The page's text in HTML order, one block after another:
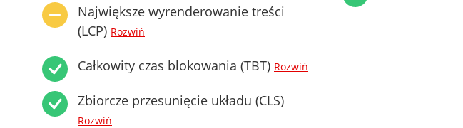
Największe wyrenderowanie treści
(LCP) Rozwiń
Całkowity czas blokowania (TBT) Rozwiń
Zbiorcze przesunięcie układu (CLS)
Rozwiń